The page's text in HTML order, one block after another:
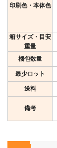
印刷色・本体色
箱サイズ・目安
重量
梱包数量
最少ロット
送料
備考